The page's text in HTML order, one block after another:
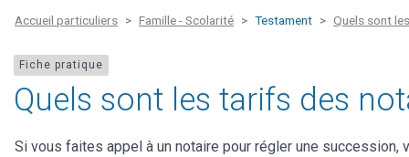
Accueil particuliers Famille - Scolarité Testament Quels sont
Fiche pratique
Quels sont les tarifs des
Si vous faites appel à un notaire pour régler une